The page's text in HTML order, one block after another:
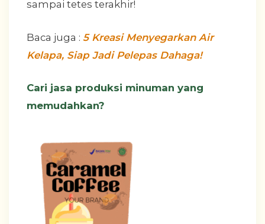
sampai tetes terakhir!
Baca juga : 5 Kreasi Menyegarkan Air
Kelapa, Siap Jadi Pelepas Dahaga!
Cari jasa produksi minuman yang
memudahkan?